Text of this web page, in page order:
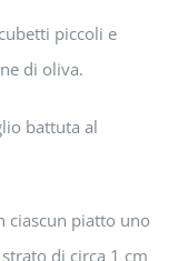
piccoli e
di oliva.
battuta al
ciascun piatto uno
di circa 1 cm